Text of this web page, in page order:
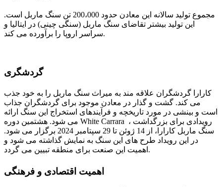
مجموع تولید سالانه این معادن حدود 200،000 تن سنگ ماربل است.
این تولید بیشتر تقاضای سنگ ماربل (سنگی چینی) در ایتالیا و
سراسر اروپا را برآورده می کند.
گردشگری
کارارا گردشگران علاقه مند به میراث سنگ ماربل را به خود جذب
می کند. گشت و گذار در معادن موجود برای گردشگران جذاب
است و بینشی در مورد تاریخچه و فرآیندهای استخراج این سنگ ارائه
می شود. هشتمین دوره White Carrara ، رویدادی برای بزرگداشت
سنگ ماربل کارارا، از 14 ژوئن تا 29 سپتامبر 2024 برگزار می شود.
در این رویداد طرح های این سنگ به نمایش گذاشته می شود و
اهمیت این صنعت برای منطقه تبیین می گردد.
اهمیت اقتصادی و فرهنگی